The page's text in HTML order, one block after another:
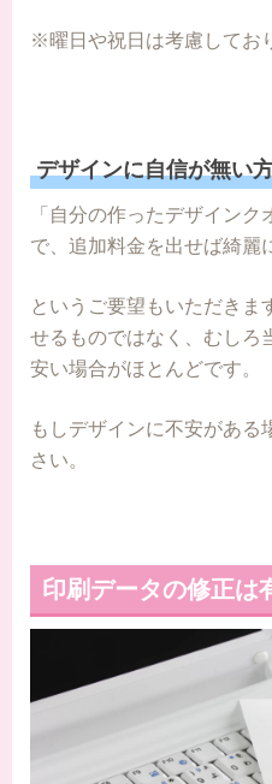
※曜日や祝日は考慮してお
デザインに自信が無い
「自分の作ったデザイン
で、追加料金を出せば綺麗
というご要望もいただきま
せるものではなく、むしろ
安い場合がほとんどです。
もしデザインに不安がある
さい。
印刷データの修正は